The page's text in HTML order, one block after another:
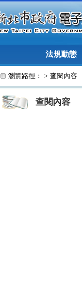
法規動態
瀏覽路徑： > 查閱內容
查閱內容